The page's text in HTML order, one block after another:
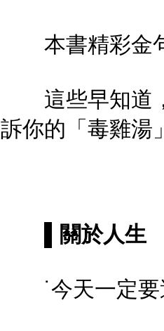
本書精彩金
這些早知道，
訴你的「毒雞湯
▌關於人生
˙今天一定要